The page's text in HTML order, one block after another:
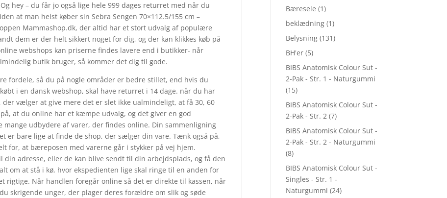
hey – du får jo også lige hele 999 dages returret med når du
at man helst køber sin Sebra Sengen 70×112.5/155 cm –
Mammashop.dk, der altid har et stort udvalg af populære
dem er der helt sikkert noget for dig, og der kan klikkes køb på
webshops kan priserne findes lavere end i butikker- når
butik bruger, så kommer det dig til gode.
fordele, så du på nogle områder er bedre stillet, end hvis du
i en dansk webshop, skal have returret i 14 dage. når du har
vælger at give mere det er slet ikke ualmindeligt, at få 30, 60
at du online har et kæmpe udvalg, og det giver en god
udbydere af varer, der findes online. Din sammenligning
er bare lige at finde de shop, der sælger din vare. Tænk også på,
for, at bæreposen med varerne går i stykker på vej hjem.
adresse, eller de kan blive sendt til din arbejdsplads, og få den
om at stå i kø, hvor ekspedienten lige skal ringe til en anden for
rigtige. Når handlen foregår online så det er direkte til kassen, når
skrigende unger, der plager deres forældre om slik og søde
Bæresele (1)
beklædning (1)
Belysning (131)
BH'er (5)
BIBS Anatomisk Colour Sut -
2-Pak - Str. 1 - Naturgummi
(15)
BIBS Anatomisk Colour Sut -
2-Pak - Str. 2 (7)
BIBS Anatomisk Colour Sut -
2-Pak - Str. 2 - Naturgummi
(8)
BIBS Anatomisk Colour Sut -
Singles - Str. 1 -
Naturgummi (24)